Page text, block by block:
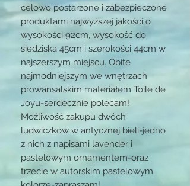
celowo postarzone i zabezpieczone
produktami najwyższej jakości o
wysokości 92cm, wysokość do
siedziska 45cm i szerokości 44cm w
najszerszym miejscu. Obite
najmodniejszym we wnętrzach
prowansalskim materiałem Toile de
Joyu-serdecznie polecam!
Możliwość zakupu dwóch
ludwiczków w antycznej bieli-jedno
z nich z napisami lavender i
pastelowym ornamentem-oraz
trzecie w autorskim pastelowym